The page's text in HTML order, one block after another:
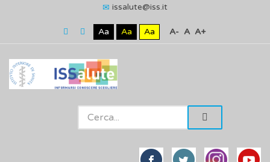
issalute@iss.it
Aa Aa Aa A- A A+